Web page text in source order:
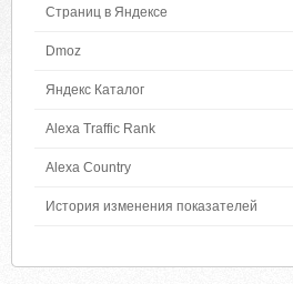
Страниц в Яндексе
Dmoz
Яндекс Каталог
Alexa Traffic Rank
Alexa Country
История изменения показателей